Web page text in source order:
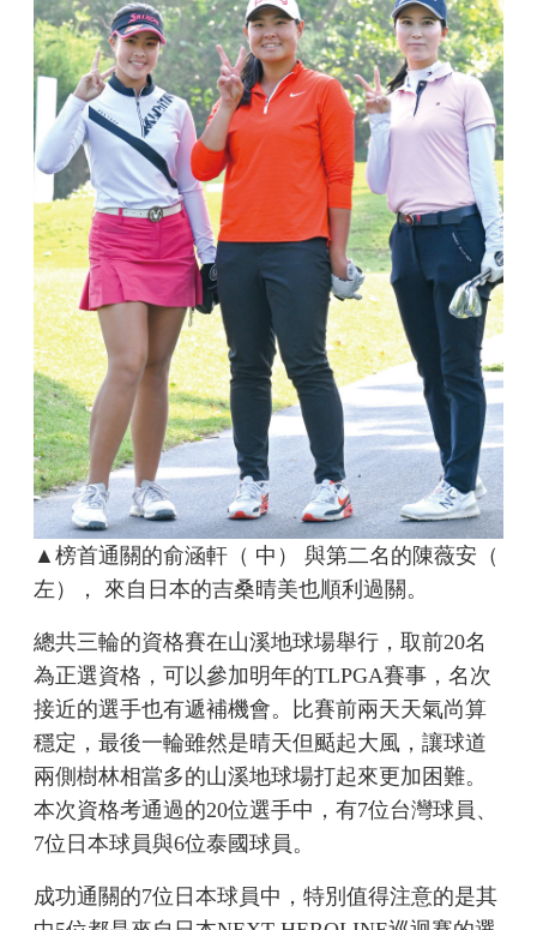
▲榜首通關的俞涵軒（ 中） 與第二名的陳薇安（
左）， 來自日本的吉桑晴美也順利過關。
總共三輪的資格賽在山溪地球場舉行，取前20名
為正選資格，可以參加明年的TLPGA賽事，名次
接近的選手也有遞補機會。比賽前兩天天氣尚算
穩定，最後一輪雖然是晴天但颳起大風，讓球道
兩側樹林相當多的山溪地球場打起來更加困難。
本次資格考通過的20位選手中，有7位台灣球員、
7位日本球員與6位泰國球員。
成功通關的7位日本球員中，特別值得注意的是其